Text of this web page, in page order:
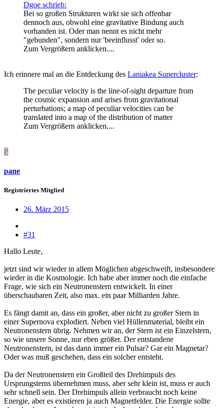
Dgoe schrieb:
Bei so großen Strukturen wirkt sie sich offenbar
dennoch aus, obwohl eine gravitative Bindung auch
vorhanden ist. Oder man nennt es nicht mehr
"gebunden", sondern nur 'beeinflusst' oder so.
Zum Vergrößern anklicken....
Ich erinnere mal an die Entdeckung des Laniakea Supercluster:
The peculiar velocity is the line-of-sight departure from
the cosmic expansion and arises from gravitational
perturbations; a map of peculiar velocities can be
translated into a map of the distribution of matter
Zum Vergrößern anklicken....
P
pane
Registriertes Mitglied
26. März 2015
#31
Hallo Leute,
jetzt sind wir wieder in allem Möglichen abgeschweift, insbesondere
wieder in die Kosmologie. Ich habe aber immer noch die einfache
Frage, wie sich ein Neutronenstern entwickelt. In einer
überschaubaren Zeit, also max. ein paar Milliarden Jahre.
Es fängt damit an, dass ein großer, aber nicht zu großer Stern in
einer Supernova explodiert. Neben viel Hüllenmaterial, bleibt ein
Neutronenstern übrig. Nehmen wir an, der Stern ist ein Einzelstern,
so wie unsere Sonne, nur eben größer. Der entstandene
Neutronenstern, ist das dann immer ein Pulsar? Gar ein Magnetar?
Oder was muß geschehen, dass ein solcher entsteht.
Da der Neutronenstern ein Großteil des Drehimpuls des
Ursprungsterns übernehmen muss, aber sehr klein ist, muss er auch
sehr schnell sein. Der Drehimpuls allein verbraucht noch keine
Energie, aber es existieren ja auch Magnetfelder. Die Energie sollte